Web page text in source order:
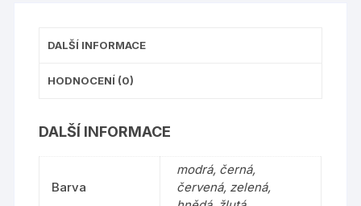
DALŠÍ INFORMACE
HODNOCENÍ (0)
DALŠÍ INFORMACE
Barva
modrá, černá,
červená, zelená,